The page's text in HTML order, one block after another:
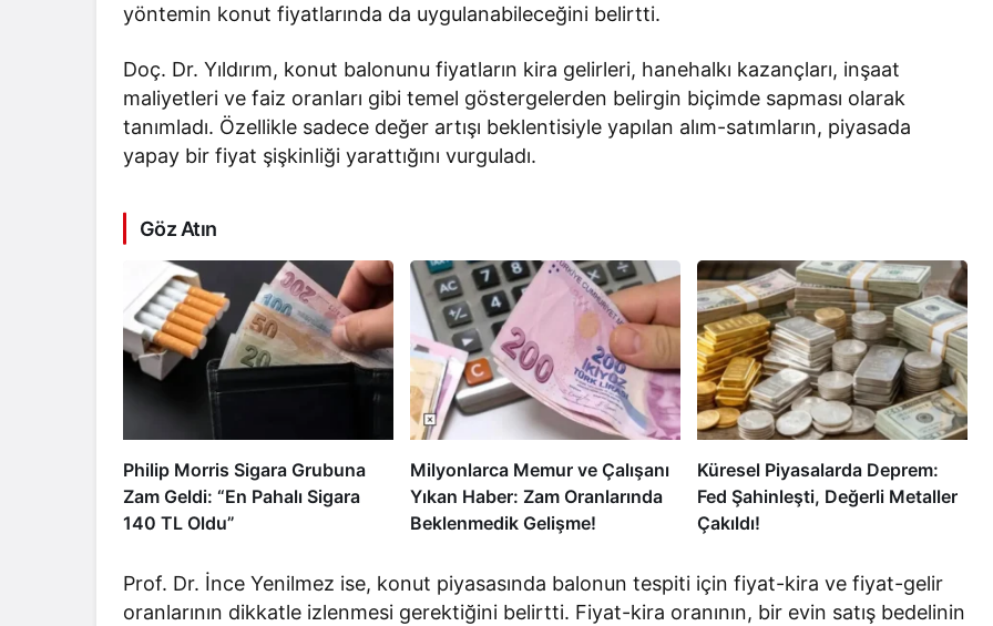
yöntemin konut fiyatlarında da uygulanabileceğini belirtti.
Doç. Dr. Yıldırım, konut balonunu fiyatların kira gelirleri, hanehalkı kazançları, inşaat
maliyetleri ve faiz oranları gibi temel göstergelerden belirgin biçimde sapması olarak
tanımladı. Özellikle sadece değer artışı beklentisiyle yapılan alım-satımların, piyasada
yapay bir fiyat şişkinliği yarattığını vurguladı.
Göz Atın
Philip Morris Sigara Grubuna
Zam Geldi: “En Pahalı Sigara
140 TL Oldu”
Milyonlarca Memur ve Çalışanı
Yıkan Haber: Zam Oranlarında
Beklenmedik Gelişme!
Küresel Piyasalarda Deprem:
Fed Şahinleşti, Değerli Metaller
Çakıldı!
Prof. Dr. İnce Yenilmez ise, konut piyasasında balonun tespiti için fiyat-kira ve fiyat-gelir
oranlarının dikkatle izlenmesi gerektiğini belirtti. Fiyat-kira oranının, bir evin satış bedelinin